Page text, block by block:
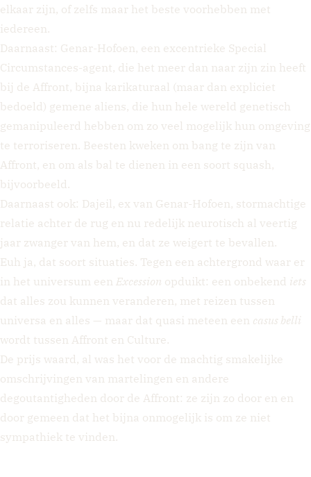
elkaar zijn, of zelfs maar het beste voorhebben met
iedereen.
Daarnaast: Genar-Hofoen, een excentrieke Special
Circumstances-agent, die het meer dan naar zijn zin heeft
bij de Affront, bijna karikaturaal (maar dan expliciet
bedoeld) gemene aliens, die hun hele wereld genetisch
gemanipuleerd hebben om zo veel mogelijk hun omgeving
te terroriseren. Beesten kweken om bang te zijn van
Affront, en om als bal te dienen in een soort squash,
bijvoorbeeld.
Daarnaast ook: Dajeil, ex van Genar-Hofoen, stormachtige
relatie achter de rug en nu redelijk neurotisch al veertig
jaar zwanger van hem, en dat ze weigert te bevallen.
Euh ja, dat soort situaties. Tegen een achtergrond waar er
in het universum een Excession opduikt: een onbekend iets
dat alles zou kunnen veranderen, met reizen tussen
universa en alles — maar dat quasi meteen een casus belli
wordt tussen Affront en Culture.
De prijs waard, al was het voor de machtig smakelijke
omschrijvingen van martelingen en andere
degoutantigheden door de Affront: ze zijn zo door en en
door gemeen dat het bijna onmogelijk is om ze niet
sympathiek te vinden.